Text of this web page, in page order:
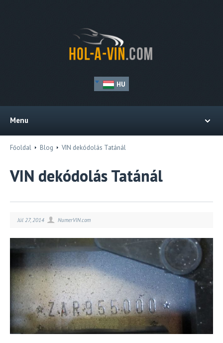
HU
Menu
Főoldal Blog VIN dekódolás Tatánál
VIN dekódolás Tatánál
Júl 27, 2014 NumerVIN.com